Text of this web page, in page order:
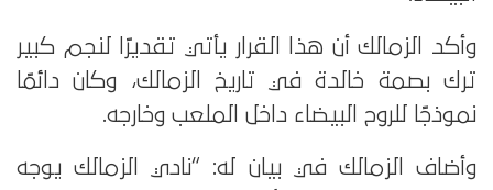
وأكد الزمالك أن هذا القرار يأتي تقديرًا لنجم كبير
ترك بصمة خالدة في تاريخ الزمالك، وكان دائمًا
نموذجًا للروح البيضاء داخل الملعب وخارجه.
وأضاف الزمالك في بيان له: “نادي الزمالك يوجه